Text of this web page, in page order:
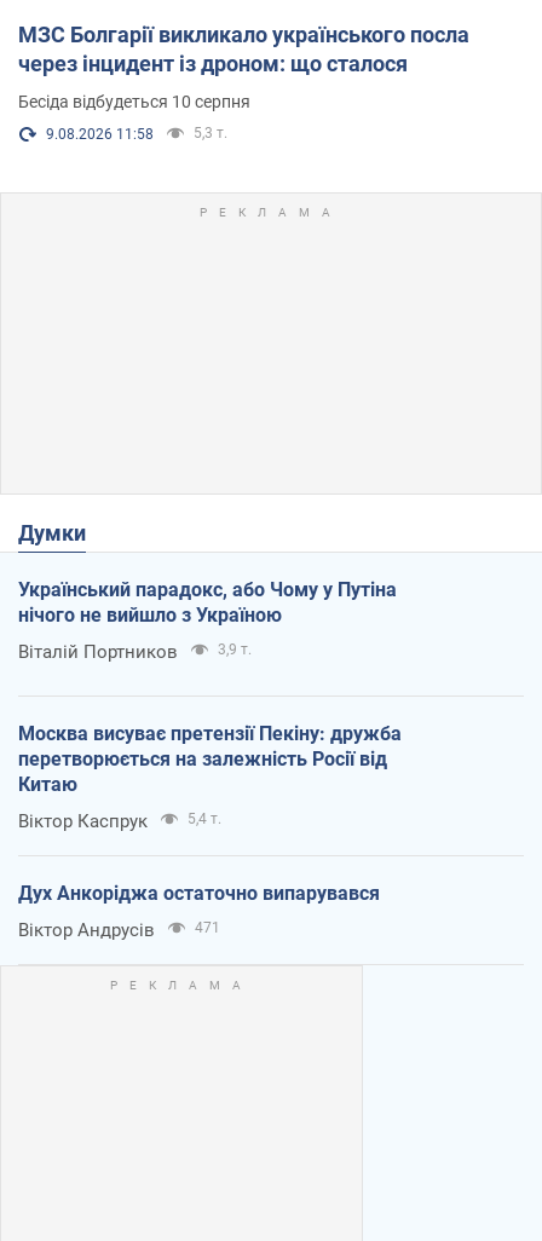
МЗС Болгарії викликало українського посла
через інцидент із дроном: що сталося
Бесіда відбудеться 10 серпня
9.08.2026 11:58 5,3 т.
Думки
Український парадокс, або Чому у Путіна
нічого не вийшло з Україною
Віталій Портников 3,9 т.
Москва висуває претензії Пекіну: дружба
перетворюється на залежність Росії від
Китаю
Віктор Каспрук 5,4 т.
Дух Анкоріджа остаточно випарувався
Віктор Андрусів 471